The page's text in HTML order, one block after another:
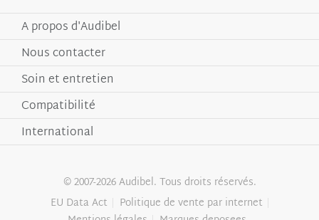
A propos d'Audibel
Nous contacter
Soin et entretien
Compatibilité
International
© 2007-2026 Audibel. Tous droits réservés.
EU Data Act
Politique de vente par internet